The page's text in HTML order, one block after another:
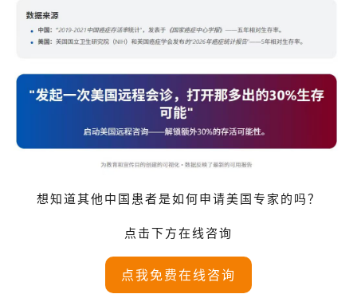
想知道其他中国患者是如何申请美国专家的吗？
点击下方在线咨询
点我免费在线咨询